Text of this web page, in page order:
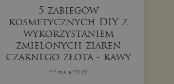
5 zabiegów
kosmetycznych DIY z
wykorzystaniem
zmielonych ziaren
czarnego złota - kawy
22 maja 2019